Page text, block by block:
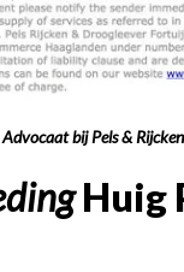
Advocaat bij Pels & Rijcken
Huig